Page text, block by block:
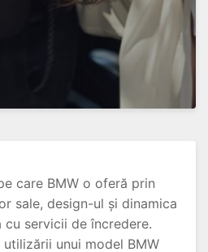
care BMW o oferă prin
sale, design-ul și dinamica
cu servicii de încredere.
unui model BMW